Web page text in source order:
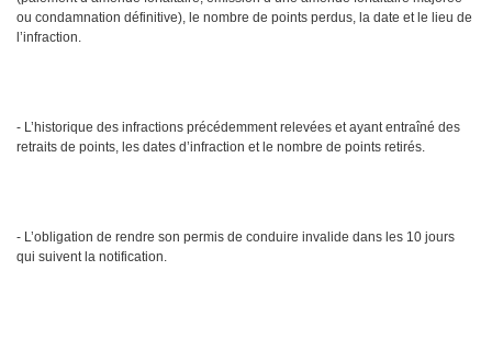
ou condamnation définitive), le nombre de points perdus, la date et le lieu de
l’infraction.
- L’historique des infractions précédemment relevées et ayant entraîné des
retraits de points, les dates d’infraction et le nombre de points retirés.
- L’obligation de rendre son permis de conduire invalide dans les 10 jours
qui suivent la notification.